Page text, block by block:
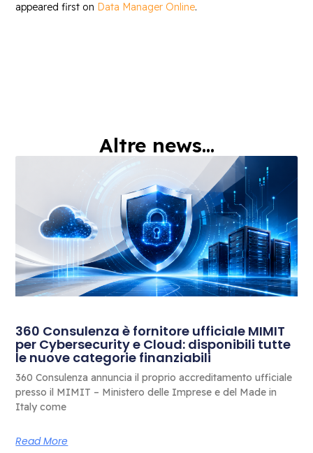
appeared first on Data Manager Online.
Altre news...
360 Consulenza è fornitore ufficiale MIMIT
per Cybersecurity e Cloud: disponibili tutte
le nuove categorie finanziabili
360 Consulenza annuncia il proprio accreditamento ufficiale
presso il MIMIT – Ministero delle Imprese e del Made in
Italy come
Read More